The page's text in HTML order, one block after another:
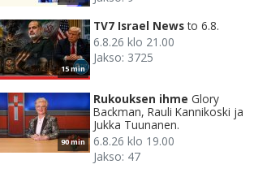
15 min
TV7 Israel News to 6.8.
6.8.26 klo 21.00
Jakso: 3725
90 min
Rukouksen ihme Glory
Backman, Rauli Kannikoski ja
Jukka Tuunanen.
6.8.26 klo 19.00
Jakso: 47